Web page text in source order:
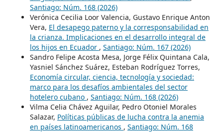
Santiago: Núm. 168 (2026)
Verónica Cecilia Loor Valencia, Gustavo Enrique Anton
Vera, El desapego paterno y la corresponsabilidad en
la crianza. Implicaciones en el desarrollo integral de
los hijos en Ecuador , Santiago: Núm. 167 (2026)
Sandro Felipe Acosta Mesa, Jorge Félix Quintana Cala,
Yasniel Sánchez Suárez, Esteban Rodríguez Torres,
Economía circular, ciencia, tecnología y sociedad:
marco para los desafíos ambientales del sector
hotelero cubano , Santiago: Núm. 168 (2026)
Vilma Celia Chávez Aguilar, Pedro Otoniel Morales
Salazar, Políticas públicas de lucha contra la anemia
en países latinoamericanos , Santiago: Núm. 168